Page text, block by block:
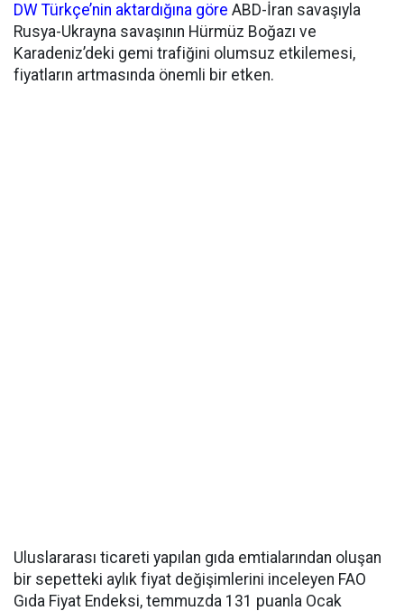
DW Türkçe’nin aktardığına göre ABD-İran savaşıyla
Rusya-Ukrayna savaşının Hürmüz Boğazı ve
Karadeniz’deki gemi trafiğini olumsuz etkilemesi,
fiyatların artmasında önemli bir etken.
Uluslararası ticareti yapılan gıda emtialarından oluşan
bir sepetteki aylık fiyat değişimlerini inceleyen FAO
Gıda Fiyat Endeksi, temmuzda 131 puanla Ocak